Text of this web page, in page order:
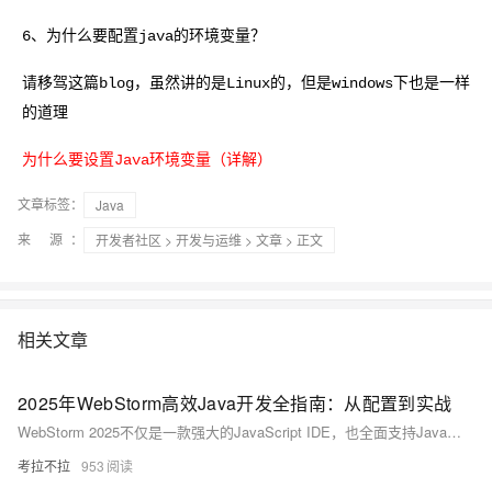
6、为什么要配置java的环境变量？
请移驾这篇blog，虽然讲的是Linux的，但是windows下也是一样
的道理
为什么要设置Java环境变量（详解）
文章标签：
Java
来 源：
开发者社区 > 开发与运维 > 文章 > 正文
相关文章
2025年WebStorm高效Java开发全指南：从配置到实战
WebStorm 2025不仅是一款强大的JavaScript IDE，也全面支持Java开发。本文详解其AI辅助编程、Java特性增强及性能优化，并提供环境配置、高效开发技巧与实战案例，助你打造流畅的全栈开发体验。
考拉不拉 953